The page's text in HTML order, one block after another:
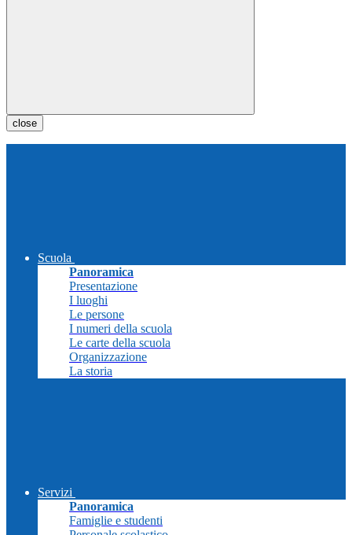
close
Scuola
Panoramica
Presentazione
I luoghi
Le persone
I numeri della scuola
Le carte della scuola
Organizzazione
La storia
Servizi
Panoramica
Famiglie e studenti